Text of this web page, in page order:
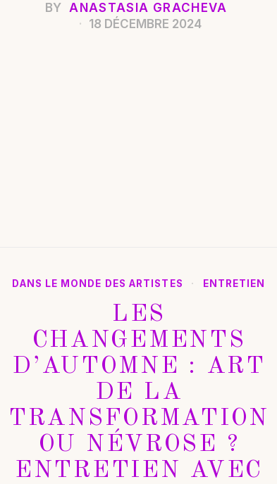
BY ANASTASIA GRACHEVA
18 DÉCEMBRE 2024
DANS LE MONDE DES ARTISTES · ENTRETIEN
LES
CHANGEMENTS
D’AUTOMNE : ART
DE LA
TRANSFORMATION
OU NÉVROSE ?
ENTRETIEN AVEC